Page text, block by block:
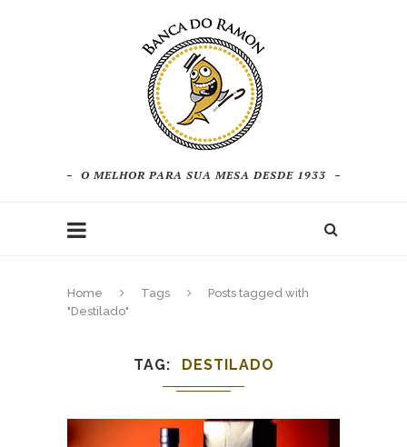
O MELHOR PARA SUA MESA DESDE 1933
Home Tags
Posts tagged with
"Destilado"
TAG DESTILADO